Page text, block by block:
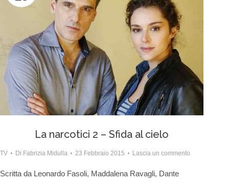
La narcotici 2 – Sfida al cielo
TV Di Fabrizia Midulla 23 Febbraio 2015 Lascia un commento
Scritta da Leonardo Fasoli, Maddalena Ravagli, Dante